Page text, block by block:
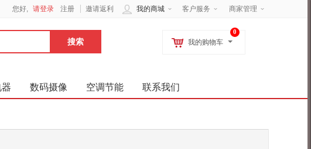
客户服务 商家管理
我的商城
您好, 请登录 注册 邀请返利
0
我的购物车
数码摄像 空调节能 联系我们